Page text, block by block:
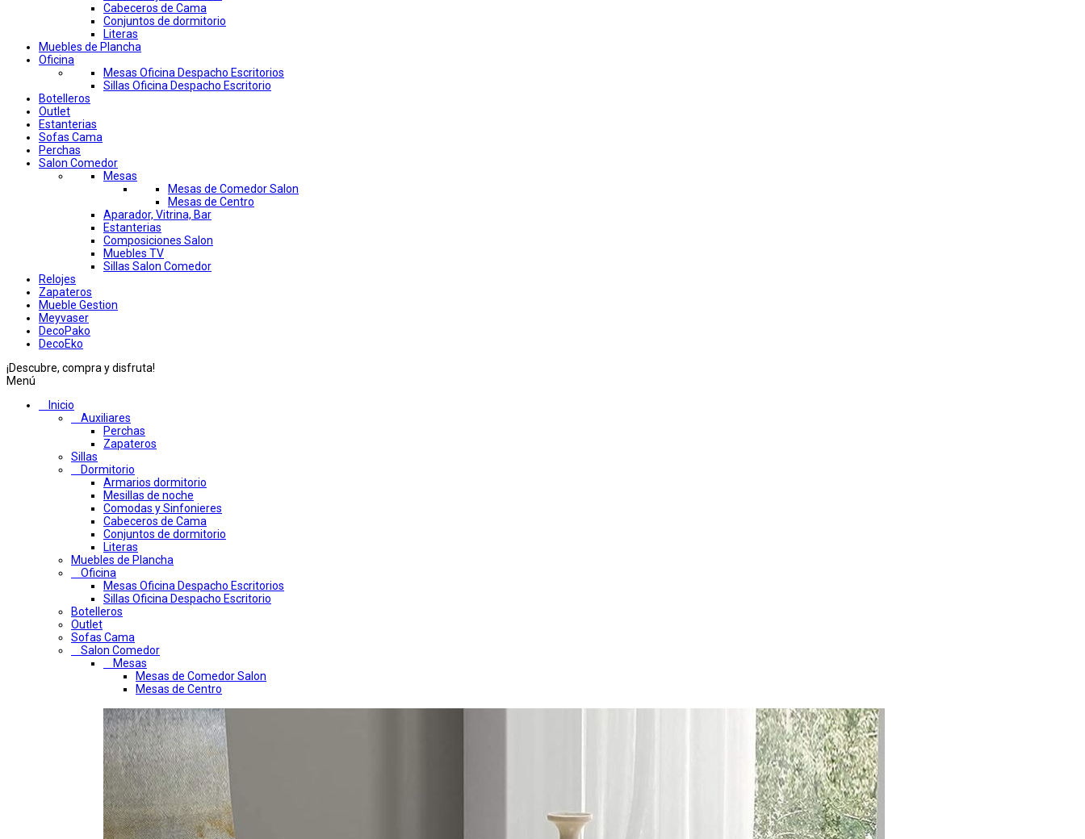
Cabeceros de Cama
Conjuntos de dormitorio
Literas
Muebles de Plancha
Oficina
Mesas Oficina Despacho Escritorios
Sillas Oficina Despacho Escritorio
Botelleros
Outlet
Estanterias
Sofas Cama
Perchas
Salon Comedor
Mesas
Mesas de Comedor Salon
Mesas de Centro
Aparador, Vitrina, Bar
Estanterias
Composiciones Salon
Muebles TV
Sillas Salon Comedor
Relojes
Zapateros
Mueble Gestion
Meyvaser
DecoPako
DecoEko
¡Descubre, compra y disfruta!
Menú
Inicio
Auxiliares
Perchas
Zapateros
Sillas
Dormitorio
Armarios dormitorio
Mesillas de noche
Comodas y Sinfonieres
Cabeceros de Cama
Conjuntos de dormitorio
Literas
Muebles de Plancha
Oficina
Mesas Oficina Despacho Escritorios
Sillas Oficina Despacho Escritorio
Botelleros
Outlet
Sofas Cama
Salon Comedor
Mesas
Mesas de Comedor Salon
Mesas de Centro